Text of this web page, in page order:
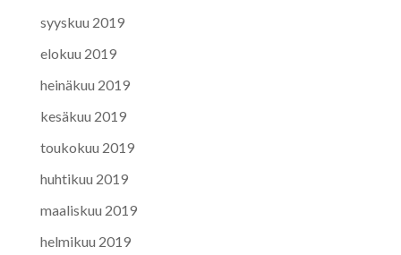
syyskuu 2019
elokuu 2019
heinäkuu 2019
kesäkuu 2019
toukokuu 2019
huhtikuu 2019
maaliskuu 2019
helmikuu 2019